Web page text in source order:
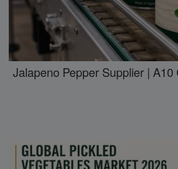
Jalapeno Pepper Supplier |